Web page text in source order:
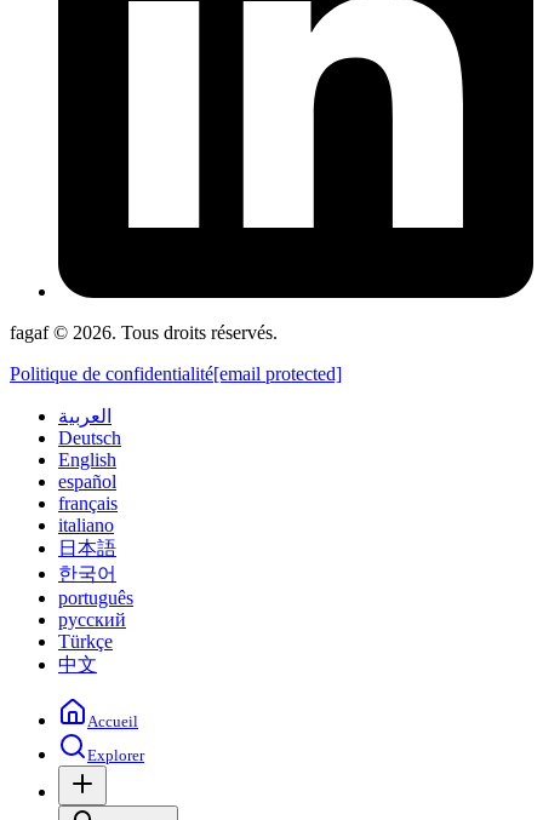
fagaf © 2026. Tous droits réservés.
Politique de confidentialité[email protected]
العربية
Deutsch
English
español
français
italiano
日本語
한국어
português
русский
Türkçe
中文
Accueil
Explorer